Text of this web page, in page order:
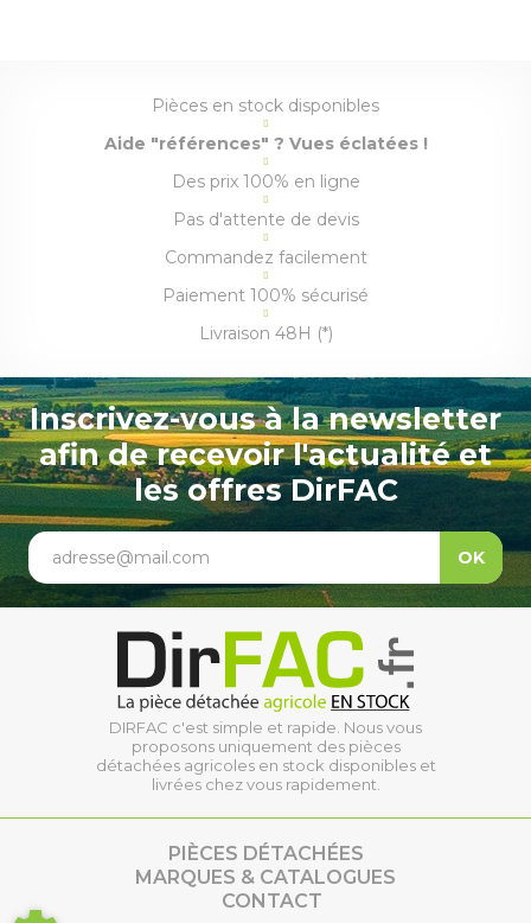
Pièces en stock disponibles
Aide "références" ? Vues éclatées !
Des prix 100% en ligne
Pas d'attente de devis
Commandez facilement
Paiement 100% sécurisé
Livraison 48H (*)
Inscrivez-vous à la newsletter
afin de recevoir l'actualité et
les offres DirFAC
adresse@mail.com OK
DIRFAC c'est simple et rapide. Nous vous
proposons uniquement des pièces
détachées agricoles en stock disponibles et
livrées chez vous rapidement.
PIÈCES DÉTACHÉES
MARQUES & CATALOGUES
CONTACT